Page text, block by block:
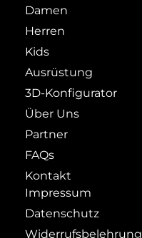
Damen
Herren
Kids
Ausrüstung
3D-Konfigurator
Über Uns
Partner
FAQs
Kontakt
Impressum
Datenschutz
Widerrufsbelehrung